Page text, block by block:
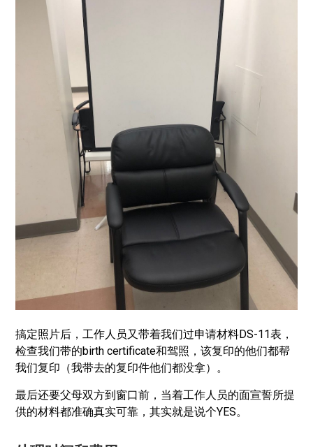
搞定照片后，工作人员又带着我们过申请材料DS-11表，
检查我们带的birth certificate和驾照，该复印的他们都帮
我们复印（我带去的复印件他们都没拿）。
最后还要父母双方到窗口前，当着工作人员的面宣誓所提
供的材料都准确真实可靠，其实就是说个YES。